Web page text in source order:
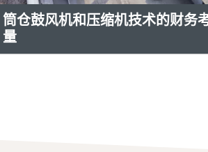
筒仓鼓风机和压缩机技术的财务
量